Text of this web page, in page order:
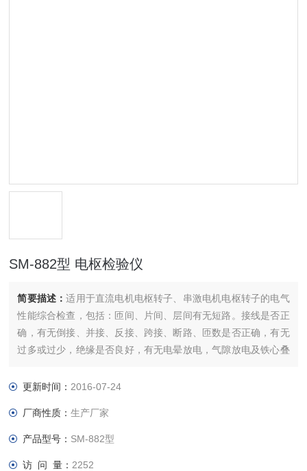
SM-882型 电枢检验仪
简要描述：适用于直流电机电枢转子、串激电机电枢转子的电气
性能综合检查，包括：匝间、片间、层间有无短路。接线是否正
确，有无倒接、并接、反接、跨接、断路、匝数是否正确，有无
过多或过少，绝缘是否良好，有无电晕放电，气隙放电及铁心叠
其它情况。
更新时间： 2016-07-24
厂商性质：生产厂家
产品型号： SM-882型
访 问 量： 2252